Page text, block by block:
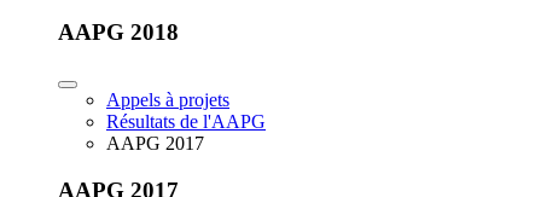
AAPG 2018
Appels à projets
Résultats de l'AAPG
AAPG 2017
AAPG 2017